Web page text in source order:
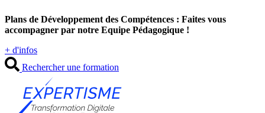
au
contenu
Plans de Développement des Compétences : Faites vous
accompagner par notre Equipe Pédagogique !
+ d'infos
Rechercher une formation